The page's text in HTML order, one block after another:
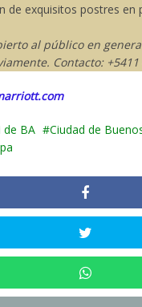
de exquisitos postres en
al público en
Contacto: +5411
de BA Ciudad de